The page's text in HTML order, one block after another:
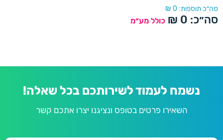
סה״כ תוספות: 0
₪
סה״כ: 0
₪ כולל מע״מ
נשמח לעמוד לשירותכם בכל שאלה!
השאירו פרטים בטופס ונציגנו יצרו אתכם קשר